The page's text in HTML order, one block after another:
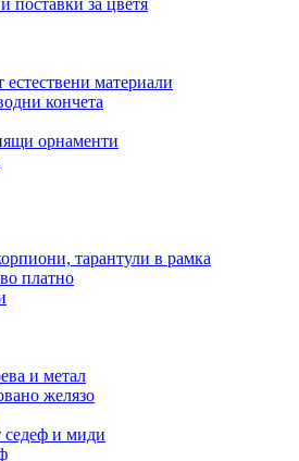
естествени материали
кончета
орнаменти
тарантули в рамка
платно
и метал
желязо
седеф и миди